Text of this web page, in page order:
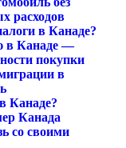
расходов
в Канаде?
в Канаде —
покупки
в
Канаде?
Канада
со своими